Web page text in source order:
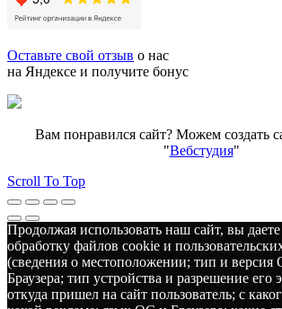
Оставьте свой отзыв о нас
на Яндексе и получите бонус
Вам понравился сайт? Можем создать
"Вебстудия"
Scroll To Top
Продолжая использовать наш сайт, вы даете
обработку файлов cookie и
(сведения о местоположении; тип и версия
Браузера; тип устройства и разрешение его
откуда пришел на сайт пользователь; с